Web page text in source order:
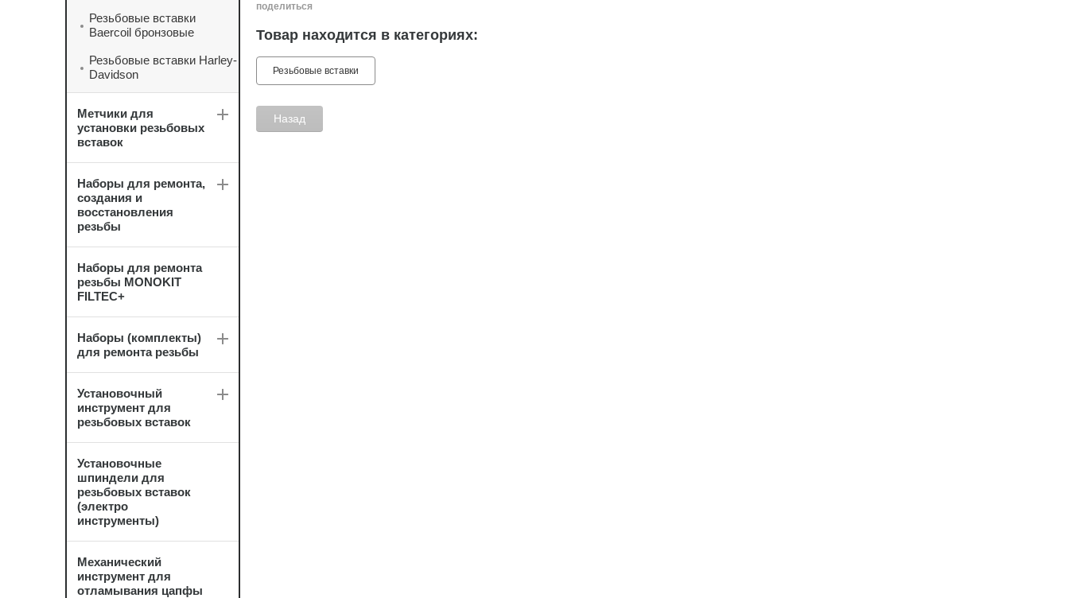
поделиться
Товар находится в категориях:
Резьбовые вставки
Назад
Резьбовые вставки
Baercoil бронзовые
Резьбовые вставки Harley-
Davidson
Метчики для
установки резьбовых
вставок
Наборы для ремонта,
создания и
восстановления
резьбы
Наборы для ремонта
резьбы MONOKIT
FILTEC+
Наборы (комплекты)
для ремонта резьбы
Установочный
инструмент для
резьбовых вставок
Установочные
шпиндели для
резьбовых вставок
(электро
инструменты)
Механический
инструмент для
отламывания цапфы